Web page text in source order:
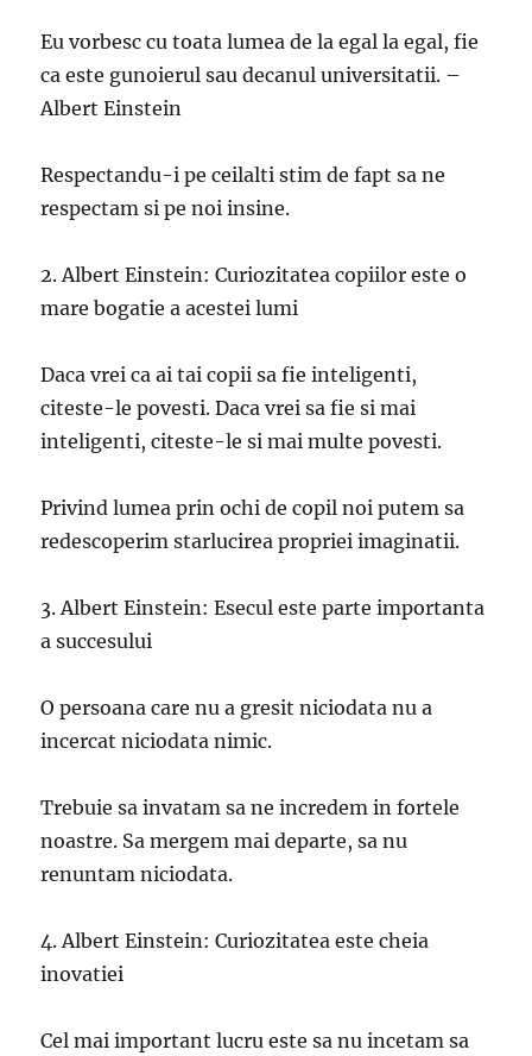
Eu vorbesc cu toata lumea de la egal la egal, fie
ca este gunoierul sau decanul universitatii. –
Albert Einstein
Respectandu-i pe ceilalti stim de fapt sa ne
respectam si pe noi insine.
2. Albert Einstein: Curiozitatea copiilor este o
mare bogatie a acestei lumi
Daca vrei ca ai tai copii sa fie inteligenti,
citeste-le povesti. Daca vrei sa fie si mai
inteligenti, citeste-le si mai multe povesti.
Privind lumea prin ochi de copil noi putem sa
redescoperim starlucirea propriei imaginatii.
3. Albert Einstein: Esecul este parte importanta
a succesului
O persoana care nu a gresit niciodata nu a
incercat niciodata nimic.
Trebuie sa invatam sa ne incredem in fortele
noastre. Sa mergem mai departe, sa nu
renuntam niciodata.
4. Albert Einstein: Curiozitatea este cheia
inovatiei
Cel mai important lucru este sa nu incetam sa